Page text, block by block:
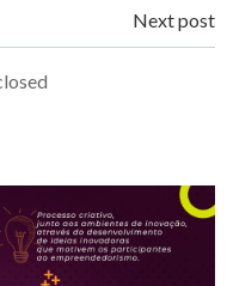
Next post